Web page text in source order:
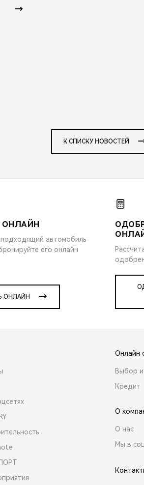
К СПИСКУ НОВОСТЕЙ
ОНЛАЙН
автомобиль
его онлайн
ОНЛАЙН
Онлайн
Выбор и
Кредит
О
О нас
Мы в